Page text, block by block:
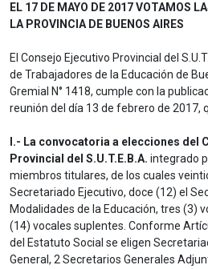
EL 17 DE MAYO DE 2017 VOTAMOS
LA PROVINCIA DE BUENOS AIRES
El Consejo Ejecutivo Provincial del
de Trabajadores de la Educación de
Gremial N° 1418, cumple con la
reunión del día 13 de febrero de 2017,
I.- La convocatoria a elecciones del
Provincial del S.U.T.E.B.A. integrado
miembros titulares, de los cuales
Secretariado Ejecutivo, doce (12) el
Modalidades de la Educación, tres (3)
(14) vocales suplentes. Conforme
del Estatuto Social se eligen
General, 2 Secretarios Generales